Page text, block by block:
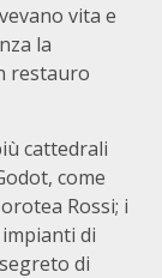
vita e
la
restauro
cattedrali
come
Rossi; i
di
di